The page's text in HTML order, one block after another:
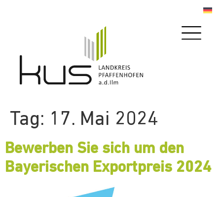
Tag: 17. Mai 2024
Bewerben Sie sich um den
Bayerischen Exportpreis 2024